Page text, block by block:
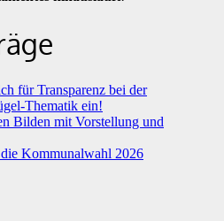
für Transparenz bei der
Thematik ein!
Bilden mit Vorstellung und
Kommunalwahl 2026